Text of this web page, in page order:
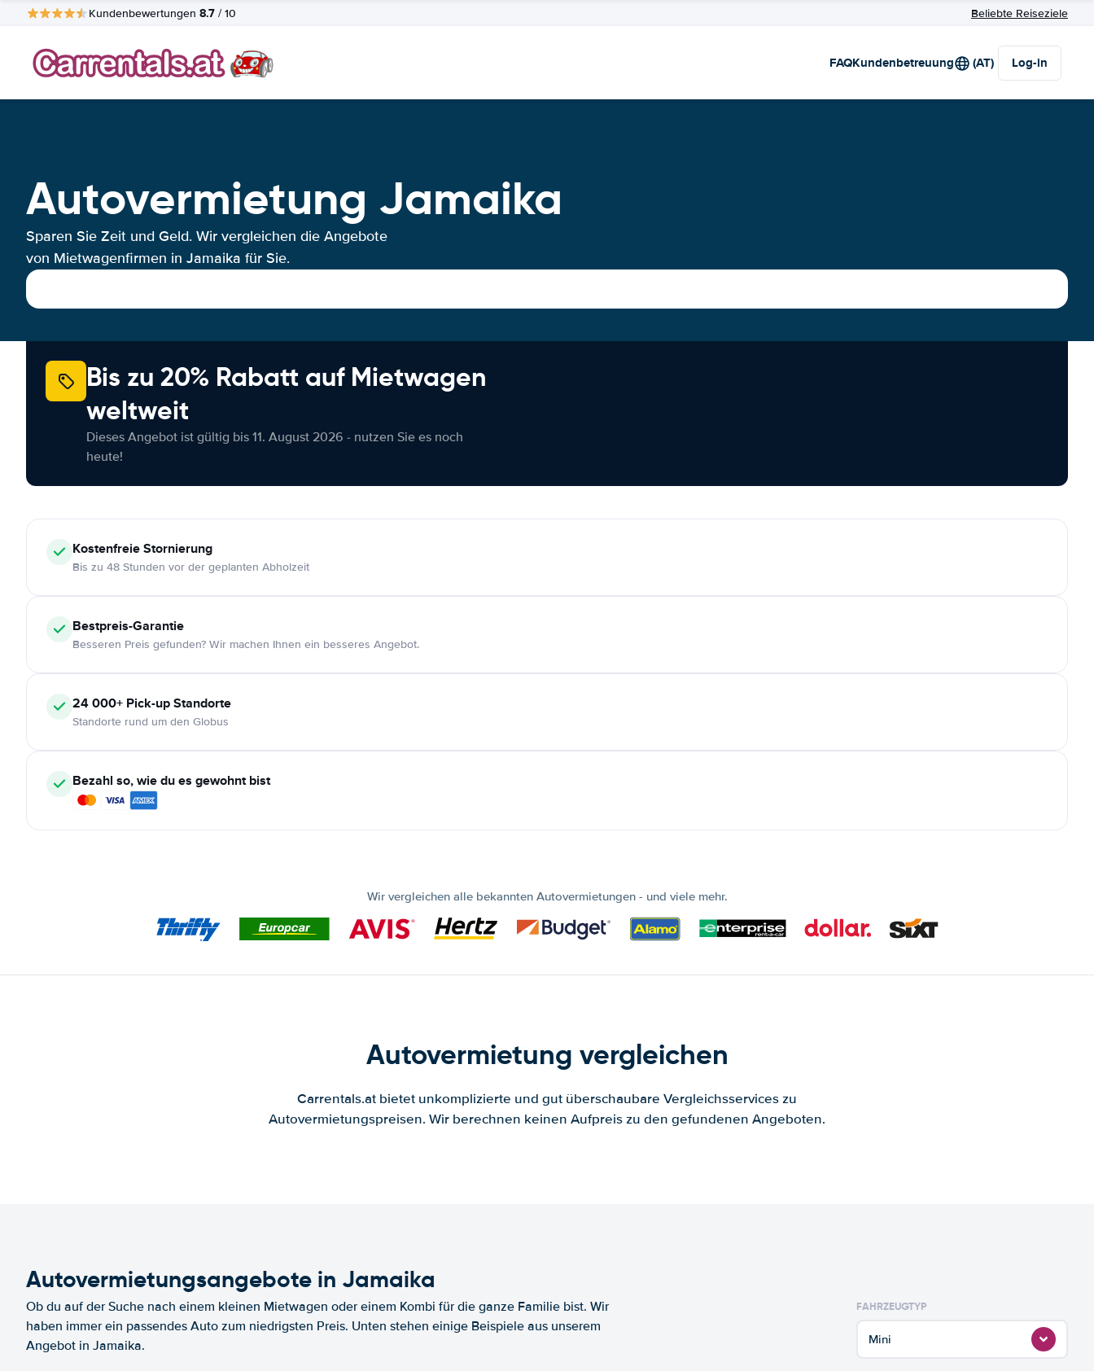
Kundenbewertungen 8.7 / 10 Beliebte Reiseziele
FAQKundenbetreuung (AT) Log-in
Autovermietung Jamaika
Sparen Sie Zeit und Geld. Wir vergleichen die Angebote
von Mietwagenfirmen in Jamaika für Sie.
Bis zu 20% Rabatt auf Mietwagen
weltweit
Dieses Angebot ist gültig bis 11. August 2026 - nutzen Sie es noch
heute!
KostenfreieStornierung
Bis zu 48 Stunden vor der geplanten Abholzeit
Bestpreis-Garantie
Besseren Preis gefunden? Wir machen Ihnen ein besseres Angebot.
24 000+ Pick-up Standorte
Standorte rund um den Globus
Bezahl so, wie du es gewohnt bist
Wir vergleichen alle bekannten Autovermietungen - und viele mehr.
Autovermietung vergleichen
Carrentals.at bietet unkomplizierte und gut überschaubare Vergleichsservices zu
Autovermietungspreisen. Wir berechnen keinen Aufpreis zu den gefundenen Angeboten.
Autovermietungsangebote in Jamaika
Ob du auf der Suche nach einem kleinen Mietwagen oder einem Kombi für die ganze Familie bist. Wir
haben immer ein passendes Auto zum niedrigsten Preis. Unten stehen einige Beispiele aus unserem
Angebot in Jamaika.
FAHRZEUGTYP
Mini